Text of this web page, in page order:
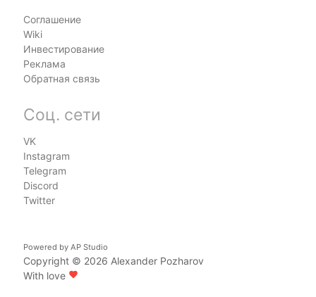
Соглашение
Wiki
Инвестирование
Реклама
Обратная связь
Соц. сети
VK
Instagram
Telegram
Discord
Twitter
Powered by AP Studio
Copyright © 2026 Alexander Pozharov
With love favorite